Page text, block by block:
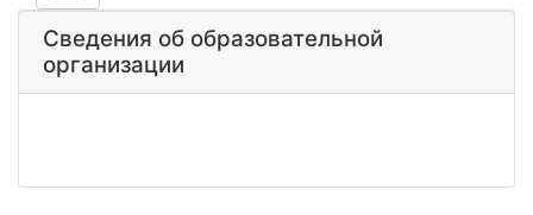
Сведения об образовательной
организации